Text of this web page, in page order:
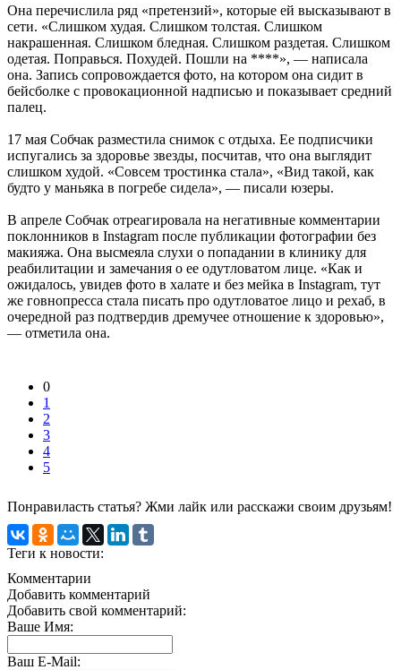
Она перечислила ряд «претензий», которые ей высказывают в
сети. «Слишком худая. Слишком толстая. Слишком
накрашенная. Слишком бледная. Слишком раздетая. Слишком
одетая. Поправься. Похудей. Пошли на ****», — написала
она. Запись сопровождается фото, на котором она сидит в
бейсболке с провокационной надписью и показывает средний
палец.
17 мая Собчак разместила снимок с отдыха. Ее подписчики
испугались за здоровье звезды, посчитав, что она выглядит
слишком худой. «Совсем тростинка стала», «Вид такой, как
будто у маньяка в погребе сидела», — писали юзеры.
В апреле Собчак отреагировала на негативные комментарии
поклонников в Instagram после публикации фотографии без
макияжа. Она высмеяла слухи о попадании в клинику для
реабилитации и замечания о ее одутловатом лице. «Как и
ожидалось, увидев фото в халате и без мейка в Instagram, тут
же говнопресса стала писать про одутловатое лицо и рехаб, в
очередной раз подтвердив дремучее отношение к здоровью»,
— отметила она.
0
1
2
3
4
5
Понравиласть статья? Жми лайк или расскажи своим друзьям!
Теги к новости:
Комментарии
Добавить комментарий
Добавить свой комментарий:
Ваше Имя:
Ваш E-Mail: